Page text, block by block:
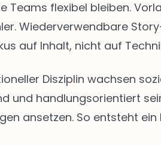
flexibel bleiben.
Wiederverwendbare
auf Inhalt, nicht auf
Disziplin wachsen
und handlungsorientiert
ansetzen. So entsteht